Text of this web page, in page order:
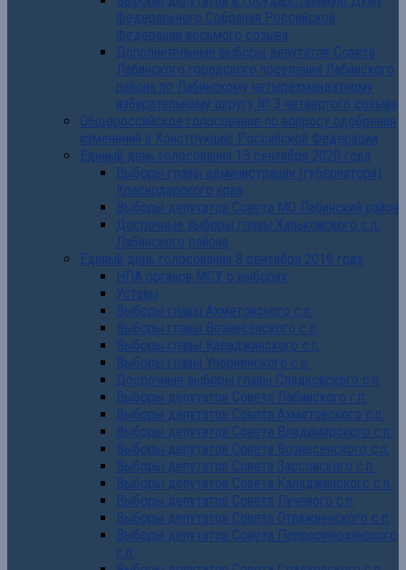
Федерального Собрания Российской
Федерации восьмого созыва
Дополнительные выборы депутатов Совета
Лабинского городского поселения Лабинского
района по Лабинскому четырехмандатному
избирательному округу № 3 четвертого созыва
Общероссийское голосование по вопросу одобрения
изменений в Конструкцию Российской Федерации
Единый день голосования 13 сентября 2020 года
Выборы главы администрации (губернатора)
Краснодарского края
Выборы депутатов Совета МО Лабинский район
Досрочные выборы главы Харьковского с.п.
Лабинского района
Единый день голосования 8 сентября 2019 года
НПА органов МСУ о выборах
Уставы
Выборы главы Ахметовского с.п.
Выборы главы Вознесенского с.п.
Выборы главы Каладжинского с.п.
Выборы главы Упорненского с.п.
Досрочные выборы главы Сладковского с.п.
Выборы депутатов Совета Лабинского г.п.
Выборы депутатов Совета Ахметовского с.п.
Выборы депутатов Совета Владимирского с.п.
Выборы депутатов Совета Вознесенского с.п.
Выборы депутатов Совета Зассовского с.п.
Выборы депутатов Совета Каладжинского с.п.
Выборы депутатов Совета Лучевого с.п.
Выборы депутатов Совета Отважненского с.п.
Выборы депутатов Совета Первосинюхинского
с.п.